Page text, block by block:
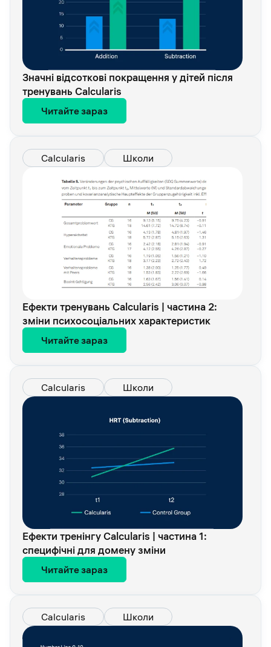
Значні відсоткові покращення у дітей після
тренувань Calcularis
Читайте зараз
Calcularis Школи
Ефекти тренувань Calcularis | частина 2:
зміни психосоціальних характеристик
Читайте зараз
Calcularis Школи
Ефекти тренінгу Calcularis | частина 1:
специфічні для домену зміни
Читайте зараз
Calcularis Школи